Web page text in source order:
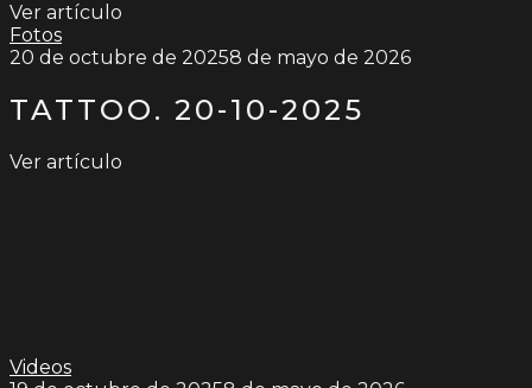
Ver artículo
Fotos
20 de octubre de 20258 de mayo de 2026
TATTOO. 20-10-2025
Ver artículo
Videos